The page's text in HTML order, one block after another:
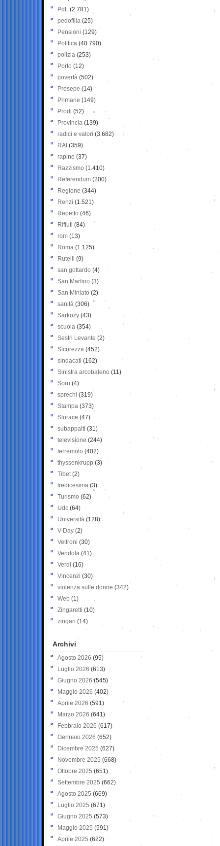
PdL (2.781)
pedofilia (25)
Pensioni (129)
Politica (40.790)
polizia (253)
Porto (12)
povertà (502)
Presepe (14)
Primarie (149)
Prodi (52)
Provincia (139)
radici e valori (3.682)
RAI (359)
rapine (37)
Razzismo (1.410)
Referendum (200)
Regione (344)
Renzi (1.521)
Repetto (46)
Rifiuti (84)
rom (13)
Roma (1.125)
Rutelli (9)
san gottardo (4)
San Martino (3)
San Miniato (2)
sanità (306)
Sarkozy (43)
scuola (354)
Sestri Levante (2)
Sicurezza (452)
sindacati (162)
Sinistra arcobaleno (11)
Soru (4)
sprechi (319)
Stampa (373)
Storace (47)
subappalti (31)
televisione(244)
terremoto (402)
thyssenkrupp (3)
Tibet(2)
tredicesima (3)
Turismo (62)
Udc (64)
Università (128)
V-Day (2)
Veltroni (30)
Vendola (41)
Verdi (16)
Vincenzi (30)
violenza sulle donne (342)
Web (1)
Zingaretti (10)
zingari (14)
Archivi
Agosto 2026 (95)
Luglio 2026 (613)
Giugno 2026 (545)
Maggio 2026 (402)
Aprile 2026 (591)
Marzo 2026 (641)
Febbraio 2026 (617)
Gennaio 2026 (652)
Dicembre 2025 (627)
Novembre 2025 (668)
Ottobre 2025 (651)
Settembre 2025 (662)
Agosto 2025 (669)
Luglio 2025 (671)
Giugno 2025 (573)
Maggio 2025 (591)
Aprile 2025 (622)